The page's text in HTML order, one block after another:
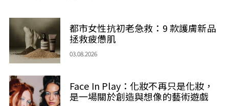
都市女性抗初老急救：9 款護膚新品
拯救疲憊肌
03.08.2026
Face In Play：化妝不再只是化妝，
是一場關於創造與想像的藝術遊戲